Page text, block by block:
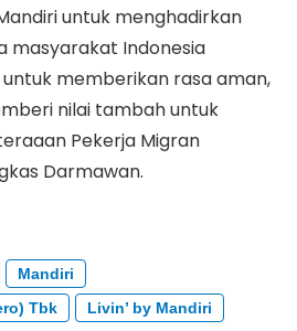
untuk menghadirkan
masyarakat Indonesia
memberikan rasa aman,
nilai tambah untuk
Pekerja Migran
Darmawan.
Mandiri
Tbk
Livin’ by Mandiri